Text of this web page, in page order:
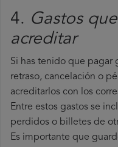
4. Gastos
acreditar
Si has tenido que pagar
retraso, cancelación o
acreditarlos con los
Entre estos gastos se
perdidos o billetes de
Es importante que